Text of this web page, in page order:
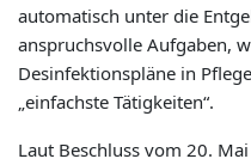
automatisch unter die
anspruchsvolle Aufgaben,
Desinfektionspläne in
„einfachste Tätigkeiten“.
Laut Beschluss vom 20.